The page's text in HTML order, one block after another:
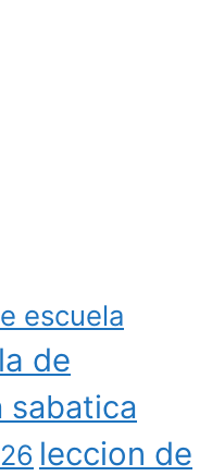
escuela
de
sabatica
leccion de